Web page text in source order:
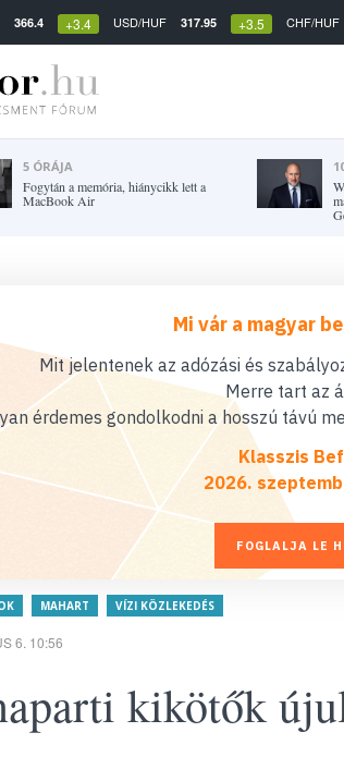
366.4 +3.4 USD/HUF 317.95 +3.5 CHF/HUF
5 ÓRÁJA
Fogytán a memória, hiánycikk lett a
MacBook Air
Mi vár a magyar
Mit jelentenek az adózási és
Merre tart az
érdemes gondolkodni a hosszú távú
Klasszis
2026.
FOGLALJA LE
MAHART VÍZI KÖZLEKEDÉS
6. 10:56
kikötők